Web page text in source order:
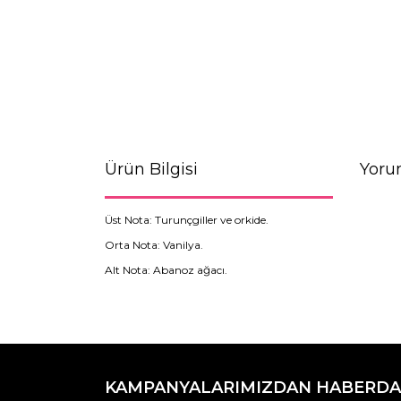
Ürün Bilgisi
Üst Nota: Turunçgiller ve orkide.
Orta Nota: Vanilya.
Alt Nota: Abanoz ağacı.
Görüş ve önerileriniz için teşekkür ederiz.
Ürün resmi kalitesiz, bozuk veya
KAMPANYALARIMIZDAN